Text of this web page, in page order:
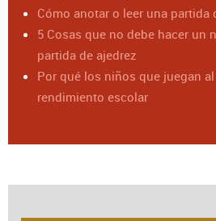
Cómo anotar o leer una partida
5 Cosas que no debe hacer un
partida de ajedrez
Por qué los niños que juegan
rendimiento escolar